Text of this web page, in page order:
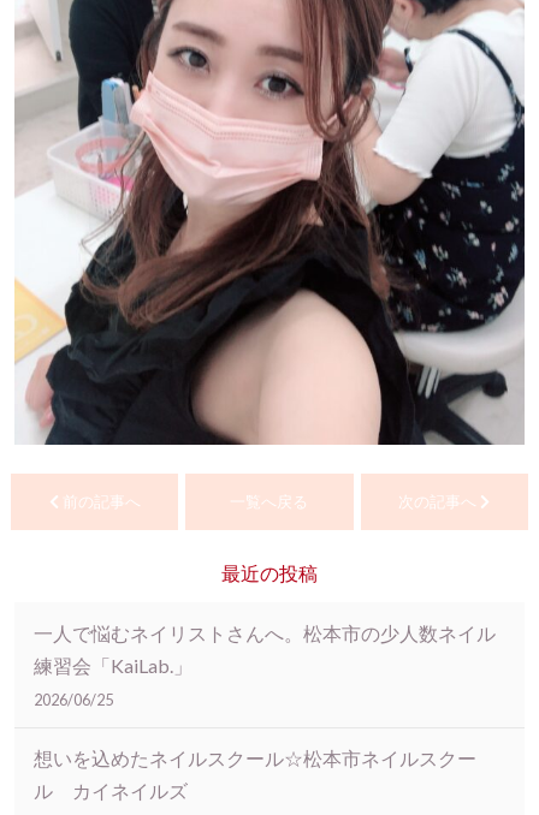
前の記事へ 一覧へ戻る 次の記事へ
最近の投稿
一人で悩むネイリストさんへ。松本市の少人数ネイル
練習会「KaiLab.」
2026/06/25
想いを込めたネイルスクール☆松本市ネイルスクー
ル カイネイルズ